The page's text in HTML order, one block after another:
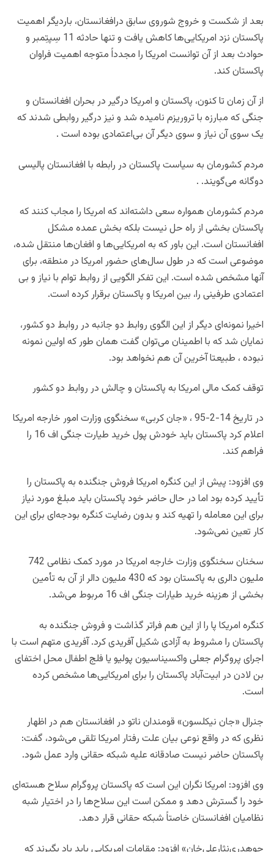
بعد از شکست و خروج شوروی سابق درافغانستان، باردیگر اهمیت
پاکستان نزد امریکایی‌ها کاهش یافت و تنها حادثه 11 سِپتِمبر و
حوادث بعد از آن توانست امریکا را مجدداً متوجه اهمیت فراوان
پاکستان کند.
از آن زمان تا کنون، پاکستان و امریکا درگیر در بحران افغانستان و
جنگی که مبارزه با تروریزم نامیده شد و نیز درگیر روابطی شدند که
یک سوی آن نیاز و سوی دیگر آن بی‌اعتمادی بوده است .
مردم کشورمان به سیاست پاکستان در رابطه با افغانستان پالیسی
دوگانه می‌گویند. .
مردم کشورمان همواره سعی داشته‌اند که امریکا را مجاب کنند که
پاکستان بخشی از راه حل نیست بلکه بخش عمده مشکل
افغانستان است. این باور که به امریکایی‌ها و افغان‌ها منتقل شده،
موضوعی است که در طول سال‌های حضور امریکا در منطقه، برای
آنها مشخص شده است. این تفکر الگویی از روابط توام با نیاز و بی
اعتمادی طرفینی را، بین امریکا و پاکستان برقرار کرده است.
اخیرا نمونه‌ای دیگر از این الگوی روابط دو جانبه در روابط دو کشور،
نمایان شد که با اطمینان می‌توان گفت همان طور که اولین نمونه
نبوده ، طبیعتا آخرین آن هم نخواهد بود.
توقف کمک مالی امریکا به پاکستان و چالش در روابط دو کشور
در تاریخ 14-2-95 ، «جان‌ کربی» سخنگوی وزارت امور خارجه امریکا
اعلام کرد پاکستان باید خودش پول خرید طیارت جنگی اف 16 را
فراهم کند.
وی افزود: پیش از این کنگره امریکا فروش جنگنده به پاکستان را
تأیید کرده بود اما در حال حاضر خود پاکستان باید مبلغ مورد نیاز
برای این معامله را تهیه کند و بدون رضایت کنگره بودجه‌ای برای این
کار تعین نمی‌شود.
سخنان سخنگوی وزارت خارجه امریکا در مورد کمک نظامی 742
ملیون دالری به پاکستان بود که 430 ملیون دالر از آن به تأمین
بخشی از هزینه خرید طیارات جنگی اف 16 مربوط می‌شد.
کنگره امریکا پا را از این هم فراتر گذاشت و فروش جنگنده به
پاکستان را مشروط به آزادی شکیل آفریدی کرد. آفریدی متهم است با
اجرای پروگرام جعلی واکسیناسیون پولیو یا فلج اطفال محل اختفای
بن لادن در ابیت‌آباد پاکستان را برای امریکایی‌ها مشخص کرده
است.
جنرال «جان نیکلسون» قومندان ناتو در افغانستان هم در اظهار
نظری که در واقع نوعی بیان علت رفتار امریکا تلقی می‌شود، گفت:
پاکستان حاضر نیست صادقانه علیه شبکه حقانی وارد عمل شود.
وی افزود: امریکا نگران این است که پاکستان پروگرام سلاح هسته‌ای
خود را گسترش ‌دهد و ممکن است این سلاح‌ها را در اختیار شبه
‌نظامیان افغانستان خاصتاً شبکه حقانی قرار دهد.